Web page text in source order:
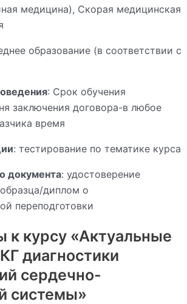
медицина), Скорая медицинская
образование (в соответствии с
: Срок обучения
заключения договора-в любое
время
: тестирование по тематике курса
документа: удостоверение
диплом о
переподготовки
к курсу «Актуальные
диагностики
сердечно-
системы»